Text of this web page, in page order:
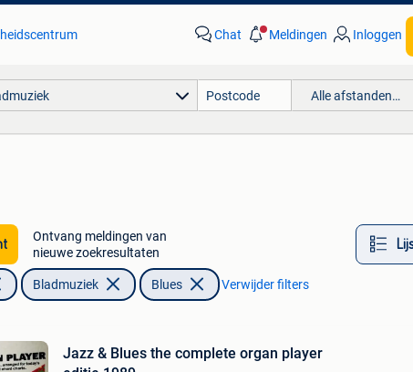
Chat Meldingen Inloggen
Alle afstanden…
Ontvang meldingen van
nieuwe zoekresultaten
Bladmuziek Blues Verwijder filters
Jazz & Blues the complete organ player